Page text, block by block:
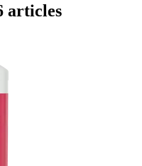
articles